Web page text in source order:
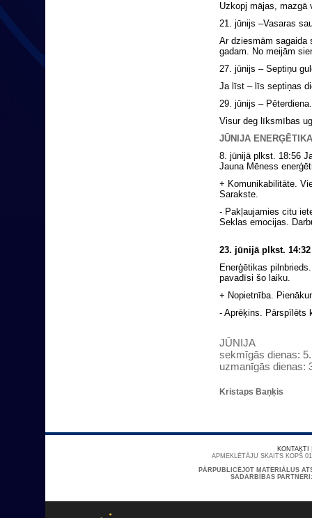
Uzkopj mājas, mazgā
21. jūnijs –Vasaras
Ar dziesmām sagaida
gadam. No meijām
27. jūnijs – Septiņu
Ja līst – līs septiņas
29. jūnijs – Pēterdiena.
Visur deg līksmības
JŪNIJA ENERĢĒTIKA
8. jūnijā plkst. 18:56
Jauna Mēness
+ Komunikabilitāte.
Sarakste.
- Pakļaujamies citu
Seklas emocijas.
23. jūnijā plkst.
Enerģētikas
pavadīsi šo laiku.
+ Nopietnība.
- Aprēķins. Pārspīlēts
JŪNIJA
sekmīgās dienas:
uzmanīgās dienas:
Kristaps Baņķis
KONTAKTI
APMEKLĒTĀJU SKAITS KOPŠ
PĀRPUBLICĒJOT MATERIĀLUS
SADARBĪBAS